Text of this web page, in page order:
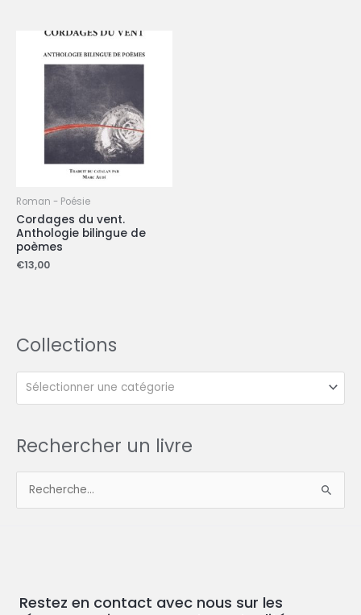
Roman - Poésie
Cordages du vent.
Anthologie bilingue de
poèmes
€13,00
Collections
Sélectionner une catégorie
Rechercher un livre
Restez en contact avec nous sur les